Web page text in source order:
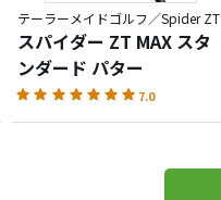
テーラーメイドゴルフ／Spider ZT
スパイダー ZT MAX スタ
ンダード パター
7.0